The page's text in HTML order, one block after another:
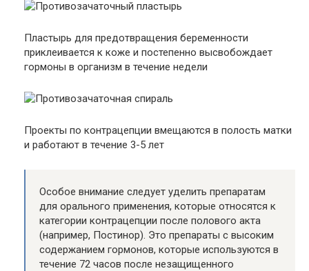
Пластырь для предотвращения беременности
приклеивается к коже и постепенно высвобождает
гормоны в организм в течение недели
Проекты по контрацепции вмещаются в полость матки
и работают в течение 3-5 лет
Особое внимание следует уделить препаратам
для орального применения, которые относятся к
категории контрацепции после полового акта
(например, Постинор). Это препараты с высоким
содержанием гормонов, которые используются в
течение 72 часов после незащищенного